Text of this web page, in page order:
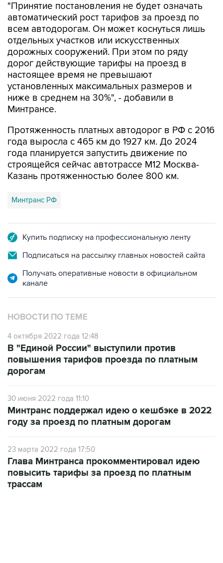
"Принятие постановления не будет означать
автоматический рост тарифов за проезд по
всем автодорогам. Он может коснуться лишь
отдельных участков или искусственных
дорожных сооружений. При этом по ряду
дорог действующие тарифы на проезд в
настоящее время не превышают
установленных максимальных размеров и
ниже в среднем на 30%", - добавили в
Минтрансе.
Протяженность платных автодорог в РФ с 2016
года выросла с 465 км до 1927 км. До 2024
года планируется запустить движение по
строящейся сейчас автотрассе М12 Москва-
Казань протяженностью более 800 км.
Минтранс РФ
Купить подписку на профессиональную ленту
Подписаться на рассылку главных новостей сайта
Получать оперативные новости в официальном
канале
НОВОСТИ ПО ТЕМЕ
4 октября 2022 года 12:48
В "Единой России" выступили против
повышения тарифов проезда по платным
дорогам
30 июня 2022 года 11:10
Минтранс поддержал идею о кешбэке в 2022
году за проезд по платным дорогам
23 марта 2022 года 17:50
Глава Минтранса прокомментировал идею
повысить тарифы за проезд по платным
трассам